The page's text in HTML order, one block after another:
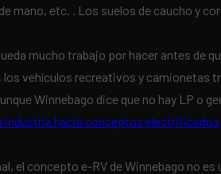
mano, etc. . Los suelos de caucho y
mucho trabajo por hacer antes de
vehículos recreativos y camionetas
Winnebago dice que no hay LP o
industria hacia conceptos electrificados
concepto e-RV de Winnebago no